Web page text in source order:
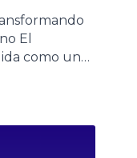
El
como uno
millones de